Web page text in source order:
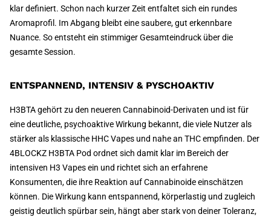
klar definiert. Schon nach kurzer Zeit entfaltet sich ein rundes
Aromaprofil. Im Abgang bleibt eine saubere, gut erkennbare
Nuance. So entsteht ein stimmiger Gesamteindruck über die
gesamte Session.
ENTSPANNEND, INTENSIV & PYSCHOAKTIV
H3BTA gehört zu den neueren Cannabinoid-Derivaten und ist für
eine deutliche, psychoaktive Wirkung bekannt, die viele Nutzer als
stärker als klassische HHC Vapes und nahe an THC empfinden. Der
4BLOCKZ H3BTA Pod ordnet sich damit klar im Bereich der
intensiven H3 Vapes ein und richtet sich an erfahrene
Konsumenten, die ihre Reaktion auf Cannabinoide einschätzen
können. Die Wirkung kann entspannend, körperlastig und zugleich
geistig deutlich spürbar sein, hängt aber stark von deiner Toleranz,